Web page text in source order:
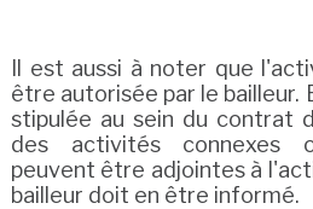
Il est aussi à noter que
être autorisée par le bailleur.
stipulée au sein du contrat
des activités connexes
peuvent être adjointes à
bailleur doit en être informé.